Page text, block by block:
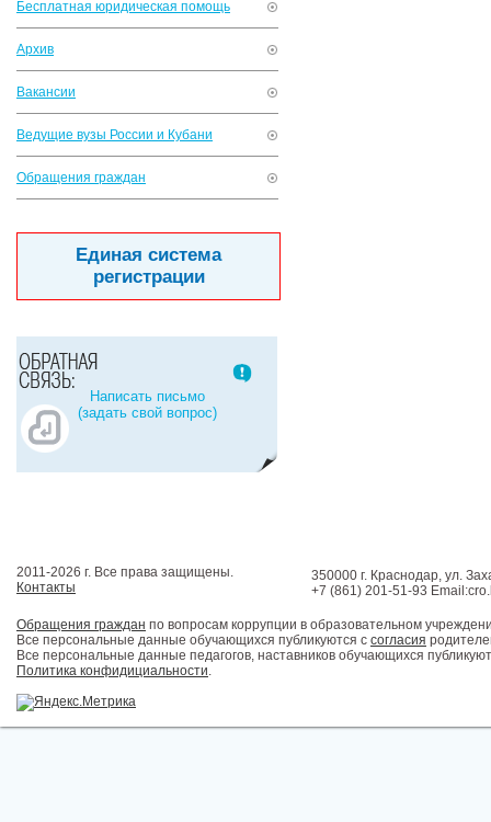
Бесплатная юридическая помощь
Архив
Вакансии
Ведущие вузы России и Кубани
Обращения граждан
Единая система
регистрации
Написать письмо
(задать свой вопрос)
2011-2026 г. Все права защищены.
Контакты
350000 г. Краснодар, ул.
+7 (861) 201-51-93
Обращения граждан по вопросам коррупции в образовательном
Все персональные данные обучающихся публикуются с согласия
Все персональные данные педагогов, наставников обучающихся
Политика конфидициальности.